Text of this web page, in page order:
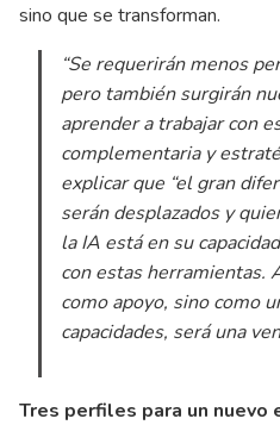
sino que se transforman.
“Se requerirán menos
pero también surgirán
aprender a trabajar con
complementaria y
explicar que “el gran
serán desplazados y
la IA está en su
con estas herramientas.
como apoyo, sino como
capacidades, será una
Tres perfiles para un nuevo